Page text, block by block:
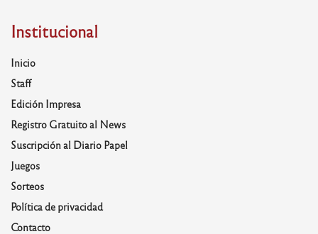
Institucional
Inicio
Staff
Edición Impresa
Registro Gratuito al News
Suscripción al Diario Papel
Juegos
Sorteos
Política de privacidad
Contacto